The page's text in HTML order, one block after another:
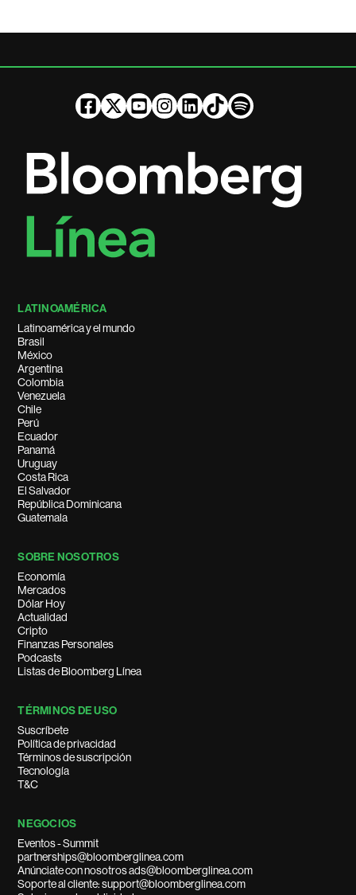
LATINOAMÉRICA
Latinoamérica y el mundo
Brasil
México
Argentina
Colombia
Venezuela
Chile
Perú
Ecuador
Panamá
Uruguay
Costa Rica
El Salvador
República Dominicana
Guatemala
SOBRE NOSOTROS
Economía
Mercados
Dólar Hoy
Actualidad
Cripto
Finanzas Personales
Podcasts
Listas de Bloomberg Línea
TÉRMINOS DE USO
Suscríbete
Política de privacidad
Términos de suscripción
Tecnología
T&C
NEGOCIOS
Eventos - Summit
partnerships@bloomberglinea.com
Anúnciate con nosotros ads@bloomberglinea.com
Soporte al cliente: support@bloomberglinea.com